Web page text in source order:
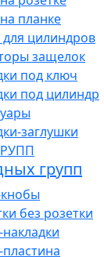
планке
цилиндров
защелок
под ключ
под цилиндр
заглушки
групп
без розетки